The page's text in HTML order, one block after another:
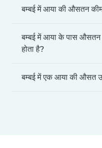
बम्बई में आया की औसतन
बम्बई में आया के पास औसतन
होता है?
बम्बई में एक आया की औसत